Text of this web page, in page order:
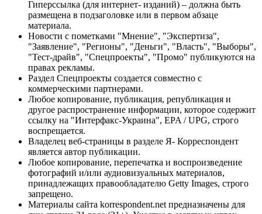
Гиперссылка (для интернет- изданий) – должна быть
размещена в подзаголовке или в первом абзаце
материала.
Новости с пометками "Мнение", "Экспертиза",
"Заявление", "Регионы", "Деньги", "Власть", "Выборы",
"Тест-драйв", "Спецпроекты", "Промо" публикуются на
правах рекламы.
Раздел Спецпроекты создается совместно с
коммерческими партнерами.
Любое копирование, публикация, републикация и
другое распространение информации, которое содержит
ссылку на "Интерфакс-Украина", EPA / UPG, строго
воспрещается.
Владелец веб-страницы в разделе Я- Корреспондент
является автор публикации.
Любое копирование, перепечатка и воспроизведение
фотографий и/или аудиовизуальных материалов,
принадлежащих правообладателю Getty Images, строго
запрещено.
Материалы сайта korrespondent.net предназначены для